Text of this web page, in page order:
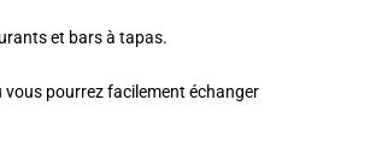
et bars à tapas.
vous pourrez facilement échanger